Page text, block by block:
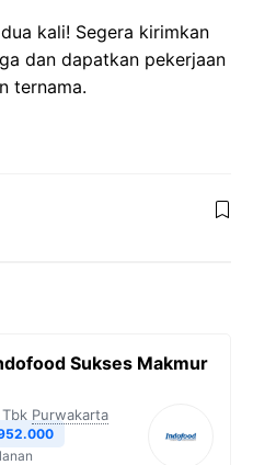
kali! Segera kirimkan
dan dapatkan pekerjaan
ternama.
Sukses Makmur
Purwakarta